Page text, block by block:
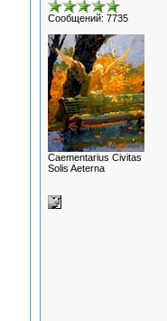
Сообщений: 7735
Сaementarius Civitas
Solis Aeterna